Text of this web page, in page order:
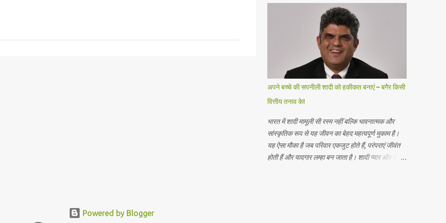
दाखिल किया है। आईपीओ में 5 रुपये अंकित मूल्य के इक्विटी
शेयरों का एक नया इश्यू शामिल है , जो कुल मिलाकर 1700
करोड़ रुपये तक है और 5 रुपये अंकित मूल्य के इक्विटी
शेयरों की बिक्री का प्रस्ताव है , जो कुल मिलाकर 1000
करोड़ रुपये तक है। बिक्री के प्रस्ताव में प्रेस्टीज एस्टेट्स
प्रोजेक्ट्स लिमिटेड ( प्रवर्तक विक्रय शेयरधारक ) द्वारा ₹ 5
अंकित मूल्य के इक्विटी शेयर शामिल हैं। प्रेस्टीज होटल
वेंचर्स लिमिटेड ने शुद्ध आय से 1121.276 करोड़ रुपये की
अनुमानित राशि का उपयोग करने का प्रस्ताव किया है , जो
कंपनी और महत्वपूर्ण सहायक कंपनियों ...
अपने बच्चे की सपनीली शादी को हकीकत बनाएं – बगैर किसी
वित्तीय तनाव के!
भारत में शादी मामूली सी रस्म नहीं बल्कि भावनात्मक और
सांस्कृतिक रूप से यह जीवन का बेहद महत्वपूर्ण मुकाम है।
यह ऐसा मौका है जब परिवार एकजुट होते हैं, परंपराएं जीवंत
होती हैं और यादगार लम्हा बन जाता है। शादी प्यार और खुशी
Powered by Blogger